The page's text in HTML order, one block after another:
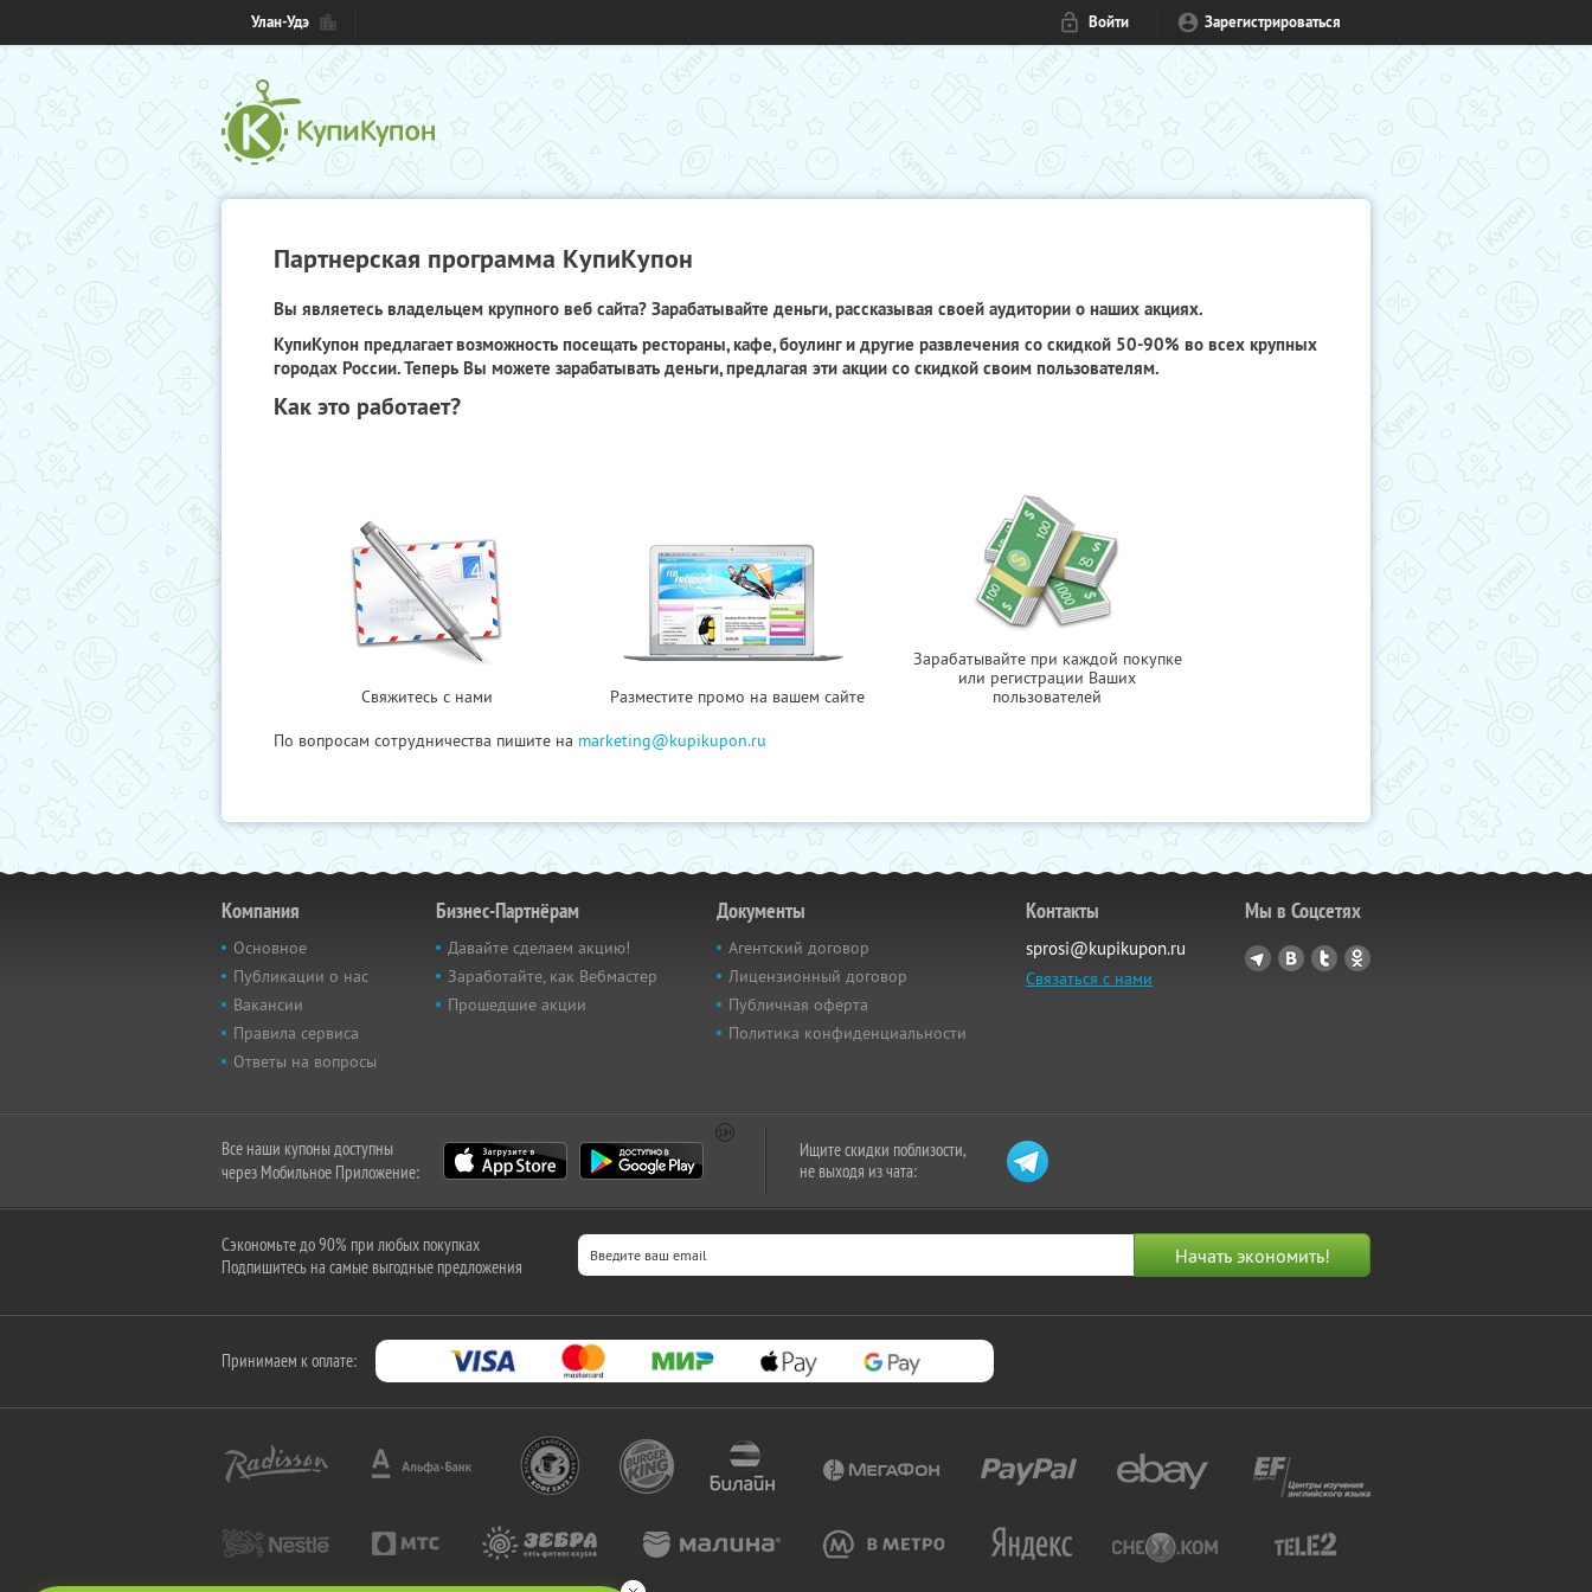
Улан-Удэ Войти Зарегистрироваться
Партнерская программа КупиКупон
Вы являетесь владельцем крупного веб сайта? Зарабатывайте деньги, рассказывая своей аудитории о наших акциях.
КупиКупон предлагает возможность посещать рестораны, кафе, боулинг и другие развлечения со скидкой 50-90% во всех крупных
городах России. Теперь Вы можете зарабатывать деньги, предлагая эти акции со скидкой своим пользователям.
Как это работает?
Свяжитесь с нами Разместите промо на вашем сайте
Зарабатывайте при каждой покупке
или регистрации Ваших
пользователей
По вопросам сотрудничества пишите на marketing@kupikupon.ru
Компания
Основное
Публикации о нас
Вакансии
Правила сервиса
Ответы на вопросы
Бизнес-Партнёрам
Давайте сделаем акцию!
Заработайте, как Вебмастер
Прошедшие акции
Документы
Агентский договор
Лицензионный договор
Публичная оферта
Политика конфиденциальности
Контакты
sprosi@kupikupon.ru
Связаться с нами
Мы в Соцсетях
Все наши купоны доступны
через Мобильное Приложение:
Ищите скидки поблизости,
не выходя из чата:
Сэкономьте до 90% при любых покупках
Подпишитесь на самые выгодные предложения
Принимаем к оплате: